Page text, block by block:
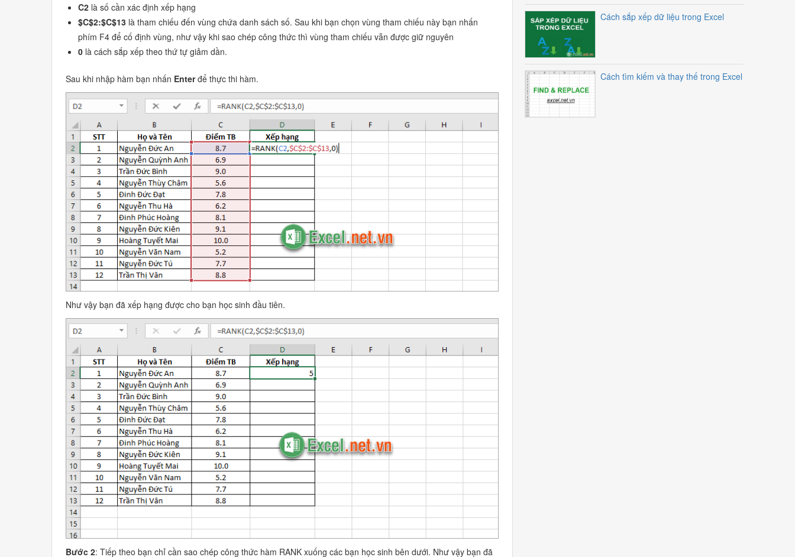
C2 là số cần xác định xếp hạng
$C$2:$C$13 là tham chiếu đến vùng chứa danh sách số. Sau khi bạn chọn vùng tham chiếu này bạn nhấn
phím F4 để cố định vùng, như vậy khi sao chép công thức thì vùng tham chiếu vẫn được giữ nguyên
0 là cách sắp xếp theo thứ tự giảm dần.
Sau khi nhập hàm bạn nhấn Enterđể thực thi hàm.
Như vậy bạn đã xếp hạng được cho bạn học sinh đầu tiên.
Bước 2: Tiếp theo bạn chỉ cần sao chép công thức hàm RANK xuống các bạn học sinh bên dưới. Như vậy bạn đã
Cách sắp xếp dữ liệu trong Excel
Cách tìm kiếm và thay thế trong Excel